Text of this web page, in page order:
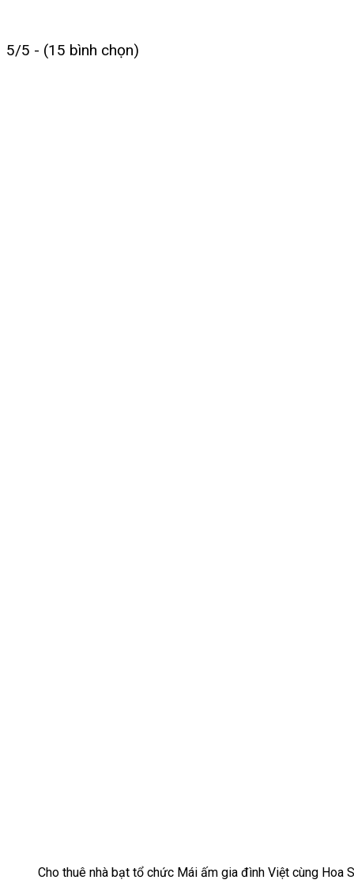
5/5 - (15 bình chọn)
Cho thuê nhà bạt tổ chức Mái ấm gia đình Việt cùng Hoa